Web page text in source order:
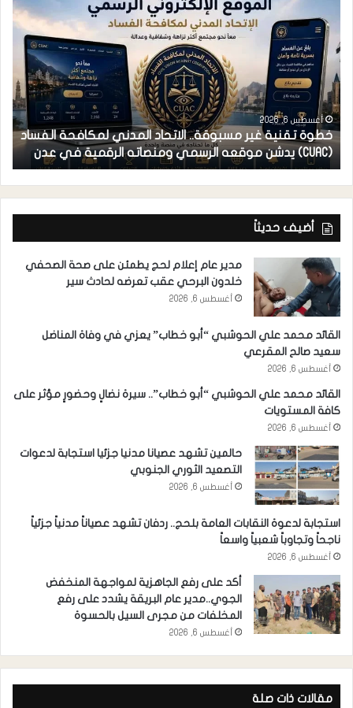
أغسطس 6, 2026
خطوة تقنية غير مسبوقة.. الاتحاد المدني لمكافحة الفساد
(CUAC) يدشن موقعه الرسمي ومنصاته الرقمية في عدن
أضيف حديثاً
مدير عام إعلام لحج يطمئن على صحة الصحفي
خلدون البرحي عقب تعرضه لحادث سير
أغسطس 6, 2026
القائد محمد علي الحوشبي “أبو خطاب” يعزي في وفاة المناضل
سعيد صالح المقرعي
أغسطس 6, 2026
القائد محمد علي الحوشبي “أبو خطاب”.. سيرة نضالٍ وحضورٍ مؤثر على
كافة المستويات
أغسطس 6, 2026
حالمين تشهد عصيانا مدنيا جزئيا استجابة لدعوات
التصعيد الثوري الجنوبي
أغسطس 6, 2026
استجابة لدعوة النقابات العامة بلحج.. ردفان تشهد عصياناً مدنياً جزئياً
ناجحاً وتجاوباً شعبياً واسعاً
أغسطس 6, 2026
أكد على رفع الجاهزية لمواجهة المنخفض
الجوي..مدير عام البريقة يشدد على رفع
المخلفات من مجرى السيل بالحسوة
أغسطس 6, 2026
مقالات ذات صلة